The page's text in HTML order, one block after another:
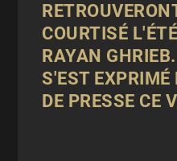
COURTISÉ
RAYAN
S'EST EXPRIMÉ
DE PRESSE CE